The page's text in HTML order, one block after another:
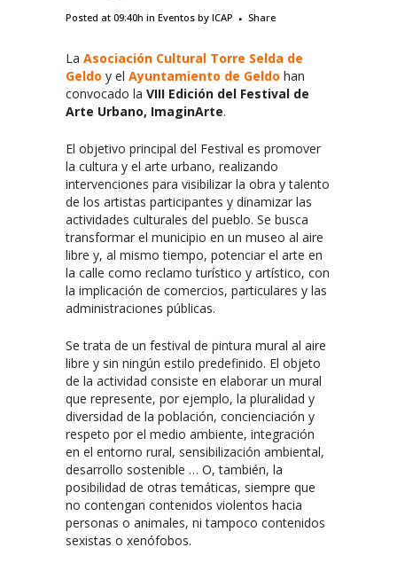
Posted at 09:40h in Eventos by ICAP Share
La Asociación Cultural Torre Selda de
Geldo y el Ayuntamiento de Geldo han
convocado la VIII Edición del Festival de
Arte Urbano, ImaginArte.
El objetivo principal del Festival es promover
la cultura y el arte urbano, realizando
intervenciones para visibilizar la obra y talento
de los artistas participantes y dinamizar las
actividades culturales del pueblo. Se busca
transformar el municipio en un museo al aire
libre y, al mismo tiempo, potenciar el arte en
la calle como reclamo turístico y artístico, con
la implicación de comercios, particulares y las
administraciones públicas.
Se trata de un festival de pintura mural al aire
libre y sin ningún estilo predefinido. El objeto
de la actividad consiste en elaborar un mural
que represente, por ejemplo, la pluralidad y
diversidad de la población, concienciación y
respeto por el medio ambiente, integración
en el entorno rural, sensibilización ambiental,
desarrollo sostenible … O, también, la
posibilidad de otras temáticas, siempre que
no contengan contenidos violentos hacia
personas o animales, ni tampoco contenidos
sexistas o xenófobos.